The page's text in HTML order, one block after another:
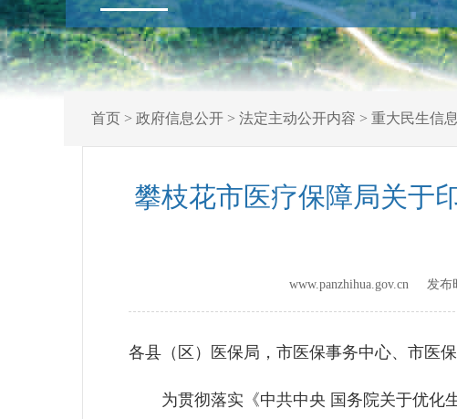
首页> 政府信息公开> 法定主动公开内容 > 重大民生信息
攀枝花市医疗保障局关于
www.panzhihua.gov.cn 发布
各县（区）医保局，市医保事务中心、市医
为贯彻落实《中共中央 国务院关于优化生